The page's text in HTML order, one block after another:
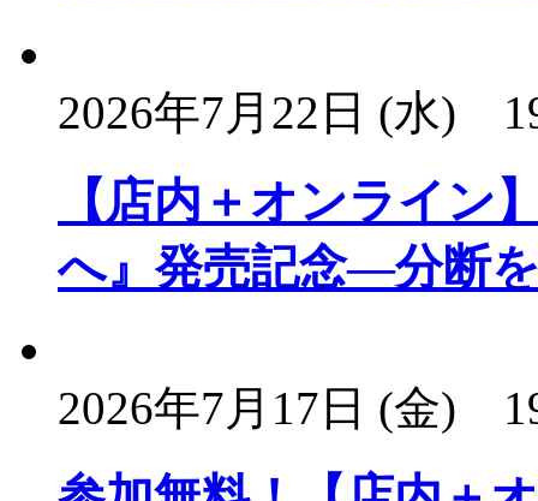
2026年7月22日 (水)
【店内＋オンライン
へ』発売記念―分断
2026年7月17日 (金)